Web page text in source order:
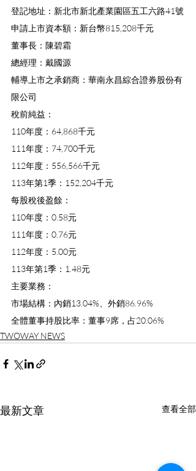
登記地址：新北市新北產業園區五工六路41號
申請上市資本額：新台幣815,208千元
董事長：陳碧霜
總經理：戴國源
輔導上市之承銷商：華南永昌綜合證券股份有
限公司
稅前純益：
110年度：64,868千元
111年度：74,700千元
112年度：556,566千元
113年第1季：152,204千元
每股稅後盈餘：
110年度：0.58元
111年度：0.76元
112年度：5.00元
113年第1季：1.48元
主要業務：
市場結構：內銷13.04%、外銷86.96%
全體董事持股比率：董事9席，占20.06%
TWOWAY NEWS
最新文章 查看全部